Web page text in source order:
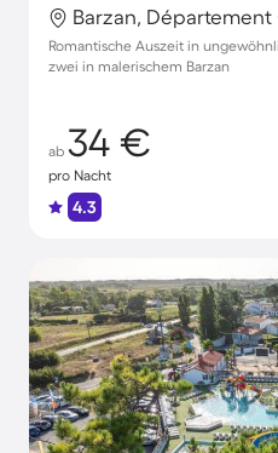
Romantische Auszeit in
zwei in malerischem Barzan
ab 34 €
pro Nacht
4.3